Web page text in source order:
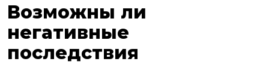
Возможны ли
негативные
последствия